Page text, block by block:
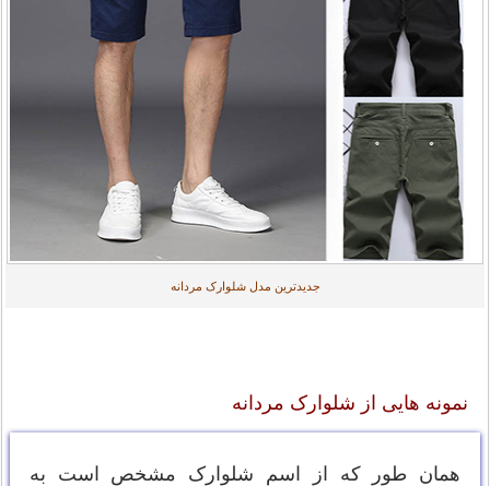
جدیدترین مدل شلوارک مردانه
نمونه هایی از شلوارک مردانه
همان طور که از اسم شلوارک مشخص است به